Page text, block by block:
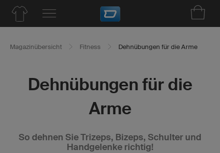
Magazinübersicht Fitness Dehnübungen für die Arme
Dehnübungen für die
Arme
So dehnen Sie Trizeps, Bizeps, Schulter und
Handgelenke richtig!